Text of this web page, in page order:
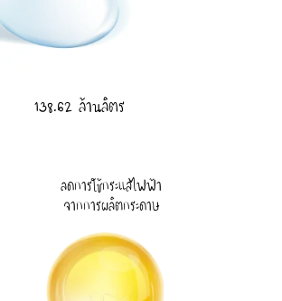
138.62 ล้านลิตร
ลดการใช้กระแสไฟฟ้า
จากการผลิตกระดาษ